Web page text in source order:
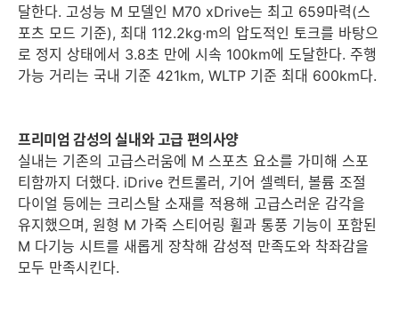
달한다. 고성능 M 모델인 M70 xDrive는 최고 659마력(스
포츠 모드 기준), 최대 112.2kg·m의 압도적인 토크를 바탕으
로 정지 상태에서 3.8초 만에 시속 100km에 도달한다. 주행
가능 거리는 국내 기준 421km, WLTP 기준 최대 600km다.
프리미엄 감성의 실내와 고급 편의사양
실내는 기존의 고급스러움에 M 스포츠 요소를 가미해 스포
티함까지 더했다. iDrive 컨트롤러, 기어 셀렉터, 볼륨 조절
다이얼 등에는 크리스탈 소재를 적용해 고급스러운 감각을
유지했으며, 원형 M 가죽 스티어링 휠과 통풍 기능이 포함된
M 다기능 시트를 새롭게 장착해 감성적 만족도와 착좌감을
모두 만족시킨다.